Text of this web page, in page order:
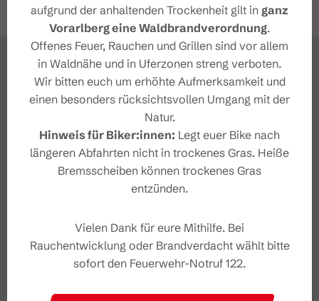
aufgrund der anhaltenden Trockenheit gilt in ganz
Vorarlberg eine Waldbrandverordnung.
Offenes Feuer, Rauchen und Grillen sind vor allem
in Waldnähe und in Uferzonen streng verboten.
Wir bitten euch um erhöhte Aufmerksamkeit und
einen besonders rücksichtsvollen Umgang mit der
Natur.
Hinweis für Biker:innen: Legt euer Bike nach
längeren Abfahrten nicht in trockenes Gras. Heiße
Bremsscheiben können trockenes Gras
entzünden.
Vielen Dank für eure Mithilfe. Bei
Rauchentwicklung oder Brandverdacht wählt bitte
sofort den Feuerwehr-Notruf 122.